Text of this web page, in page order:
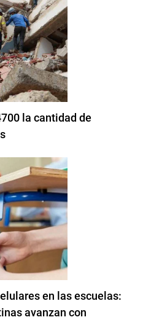
la cantidad de
en las escuelas:
avanzan con